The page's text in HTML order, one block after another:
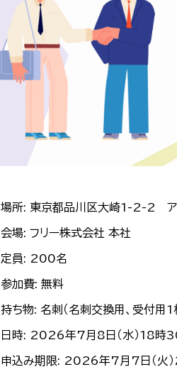
場所: 東京都品川区大崎1-2-2 ア
会場: フリー株式会社 本社
定員: 200名
参加費: 無料
持ち物: 名刺（名刺交換用、受付用1
日時: 2026年7月8日（水）18時
申込み期限: 2026年7月7日（火